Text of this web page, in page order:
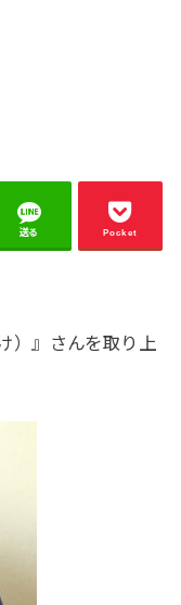
送る Pocket
）』さんを取り上